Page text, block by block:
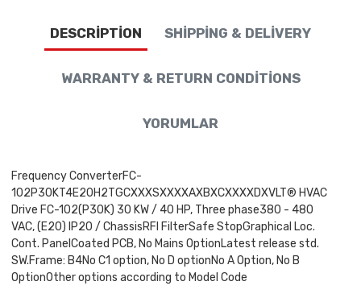
DESCRIPTION SHIPPING & DELIVERY
WARRANTY & RETURN CONDITIONS
YORUMLAR
Frequency ConverterFC-
102P30KT4E20H2TGCXXXSXXXXAXBXCXXXXDXVLT® HVAC
Drive FC-102(P30K) 30 KW / 40 HP, Three phase380 - 480
VAC, (E20) IP20 / ChassisRFI FilterSafe StopGraphical Loc.
Cont. PanelCoated PCB, No Mains OptionLatest release std.
SW.Frame: B4No C1 option, No D optionNo A Option, No B
OptionOther options according to Model Code